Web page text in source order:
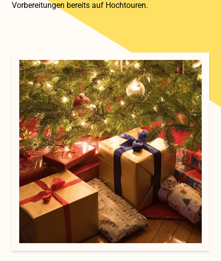
Vorbereitungen bereits auf Hochtouren.